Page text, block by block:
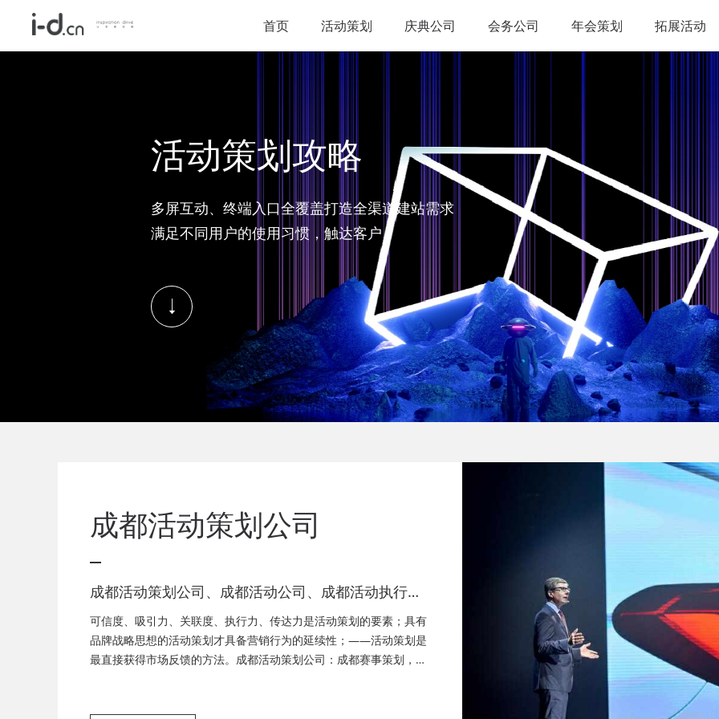
首页 活动策划 庆典公司 会务公司 年会策划 拓展活动
活动策划攻略
多屏互动、终端入口全覆盖打造全渠道建站需求
满足不同用户的使用习惯，触达客户
成都活动策划公司
成都活动策划公司、成都活动公司、成都活动执行公
司、成都庆典活动策划公司、成都发布会策划公司、
成都音乐节策划公司、成都年会活动策划
可信度、吸引力、关联度、执行力、传达力是活动策划的要素；具有
品牌战略思想的活动策划才具备营销行为的延续性；——活动策划是
最直接获得市场反馈的方法。成都活动策划公司：成都赛事策划，成